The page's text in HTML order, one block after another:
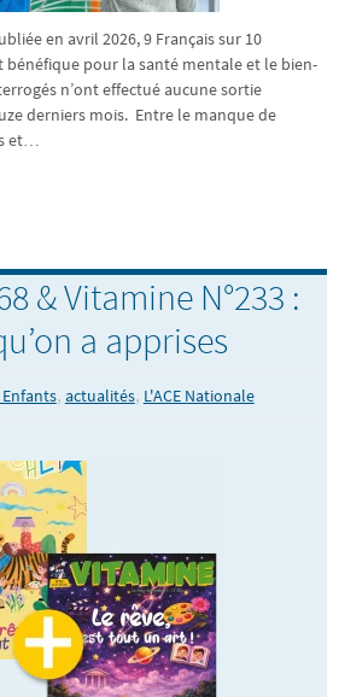
en avril 2026, 9 Français sur 10
pour la santé mentale et le bien-
n’ont effectué aucune sortie
derniers mois. Entre le manque de
et…
& Vitamine N°233 :
a apprises
, actualités, L'ACE Nationale